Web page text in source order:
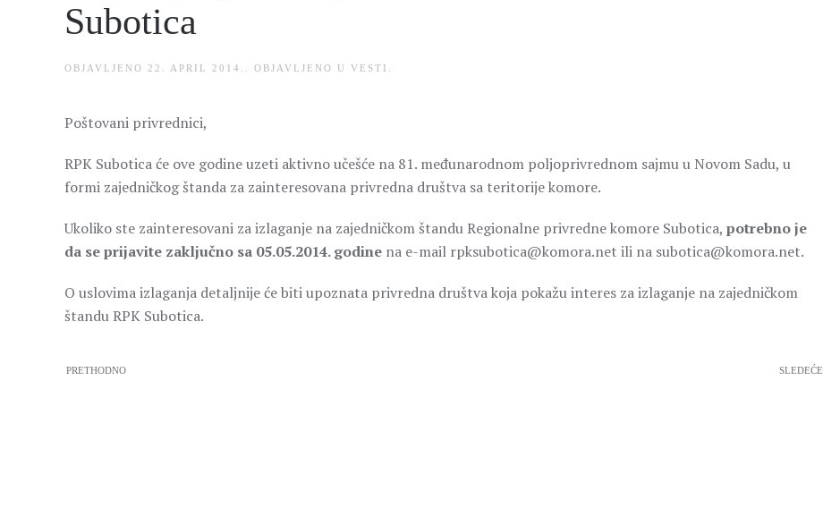
Subotica
OBJAVLJENO 22. APRIL 2014. . OBJAVLJENO U VESTI
Poštovani privrednici,
RPK Subotica će ove godine uzeti aktivno učešće na 81. međunarodnom poljoprivrednom sajmu u Novom Sadu, u
formi zajedničkog štanda za zainteresovana privredna društva sa teritorije komore.
Ukoliko ste zainteresovani za izlaganje na zajedničkom štandu Regionalne privredne komore Subotica, potrebno je
da se prijavite zaključno sa 05.05.2014. godine na e-mail rpksubotica@komora.net ili na subotica@komora.net.
O uslovima izlaganja detaljnije će biti upoznata privredna društva koja pokažu interes za izlaganje na zajedničkom
štandu RPK Subotica.
PRETHODNO SLEDEĆE